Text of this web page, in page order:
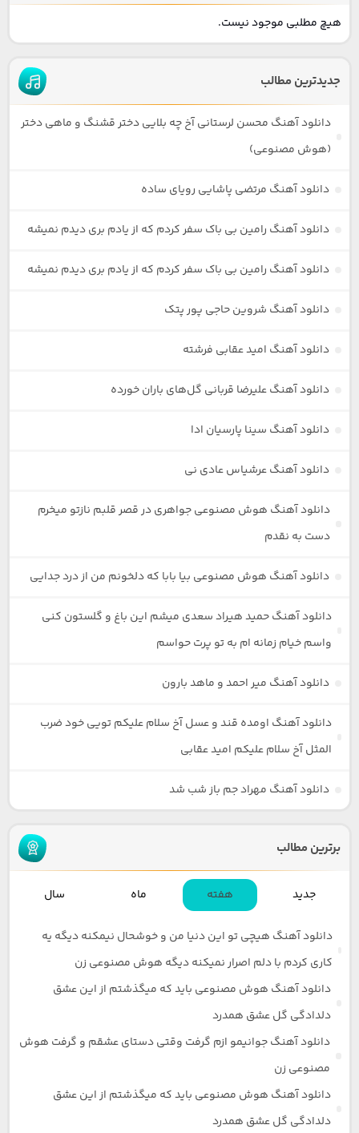
هیچ مطلبی موجود نیست.
جدیدترین مطالب
دانلود آهنگ محسن لرستانی آخ چه بلایی دختر قشنگ و ماهی دختر
(هوش مصنوعی)
دانلود آهنگ مرتضی پاشایی رویای ساده
دانلود آهنگ رامین بی باک سفر کردم که از یادم بری دیدم نمیشه
دانلود آهنگ رامین بی باک سفر کردم که از یادم بری دیدم نمیشه
دانلود آهنگ شروین حاجی پور پتک
دانلود آهنگ امید عقابی فرشته
دانلود آهنگ علیرضا قربانی گل‌های باران خورده
دانلود آهنگ سینا پارسیان ادا
دانلود آهنگ عرشیاس عادی نی
دانلود آهنگ هوش مصنوعی جواهری در قصر قلبم نازتو میخرم
دست به نقدم
دانلود آهنگ هوش مصنوعی بیا بابا که دلخونم من از درد جدایی
دانلود آهنگ حمید هیراد سعدی میشم این باغ و گلستون کنی
واسم خیام زمانه ام به تو پرت حواسم
دانلود آهنگ میر احمد و ماهد بارون
دانلود آهنگ اومده قند و عسل آخ سلام علیکم تویی خود ضرب
المثل آخ سلام علیکم امید عقابی
دانلود آهنگ مهراد جم باز شب شد
برترین مطالب
جدید هفته ماه سال
دانلود آهنگ هیچی تو این دنیا من و خوشحال نیمکنه دیگه یه
کاری کردم با دلم اصرار نمیکنه دیگه هوش مصنوعی زن
دانلود آهنگ هوش مصنوعی باید که میگذشتم از این عشق
دلدادگی گل عشق همدرد
دانلود آهنگ جوانیمو ازم گرفت وقتی دستای عشقم و گرفت هوش
مصنوعی زن
دانلود آهنگ هوش مصنوعی باید که میگذشتم از این عشق
دلدادگی گل عشق همدرد